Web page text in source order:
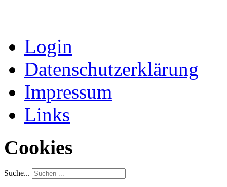
Login
Datenschutzerklärung
Impressum
Links
Cookies
Suche...